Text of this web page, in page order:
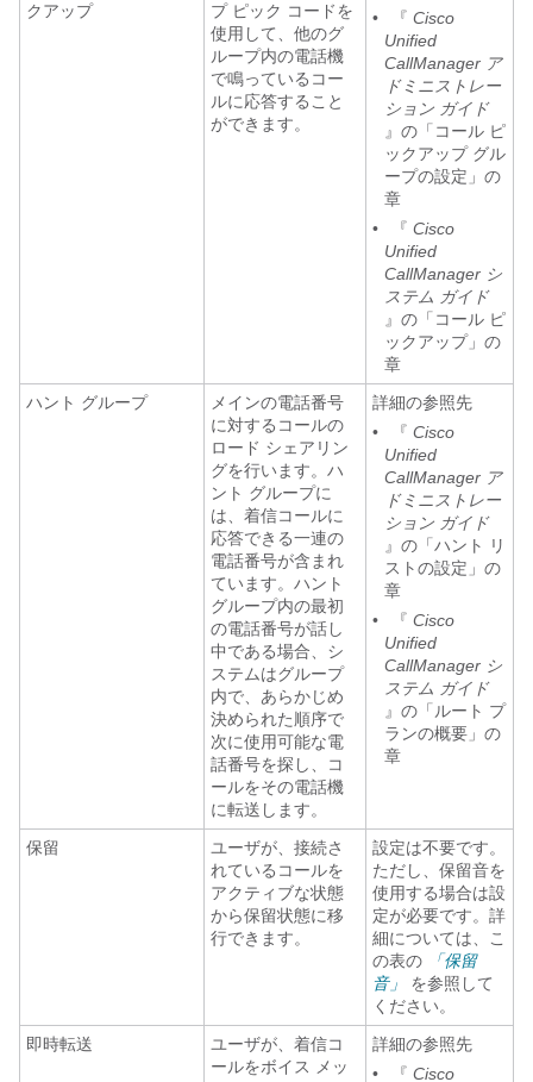
クアップ
プ ピック コードを
使用して、他のグ
ループ内の電話機
で鳴っているコー
ルに応答すること
ができます。
•
『 Cisco
Unified
CallManager ア
ドミニストレー
ション ガイド
』の「コール ピ
ックアップ グル
ープの設定」の
章
•
『 Cisco
Unified
CallManager シ
ステム ガイド
』の「コール ピ
ックアップ」の
章
ハント グループ
メインの電話番号
に対するコールの
ロード シェアリン
グを行います。ハ
ント グループに
は、着信コールに
応答できる一連の
電話番号が含まれ
ています。ハント
グループ内の最初
の電話番号が話し
中である場合、シ
ステムはグループ
内で、あらかじめ
決められた順序で
次に使用可能な電
話番号を探し、コ
ールをその電話機
に転送します。
詳細の参照先
•
『 Cisco
Unified
CallManager ア
ドミニストレー
ション ガイド
』の「ハント リ
ストの設定」の
章
•
『 Cisco
Unified
CallManager シ
ステム ガイド
』の「ルート プ
ランの概要」の
章
保留
ユーザが、接続さ
れているコールを
アクティブな状態
から保留状態に移
行できます。
設定は不要です。
ただし、保留音を
使用する場合は設
定が必要です。詳
細については、こ
の表の
「保留
音」
を参照して
ください。
即時転送
ユーザが、着信コ
ールをボイス メッ
詳細の参照先
•
『 Cisco